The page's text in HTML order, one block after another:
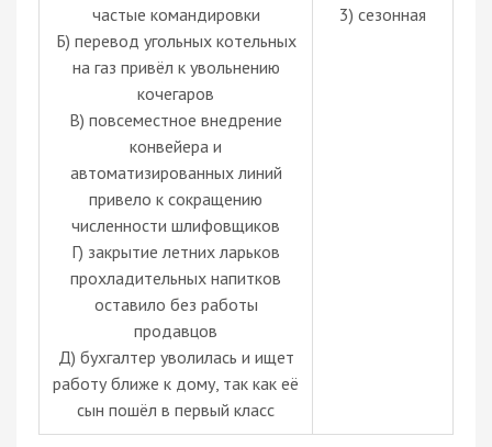
частые командировки
Б) перевод угольных котельных
на газ привёл к увольнению
кочегаров
B) повсеместное внедрение
конвейера и
автоматизированных линий
привело к сокращению
численности шлифовщиков
Г) закрытие летних ларьков
прохладительных напитков
оставило без работы
продавцов
Д) бухгалтер уволилась и ищет
работу ближе к дому, так как её
сын пошёл в первый класс
3) сезонная